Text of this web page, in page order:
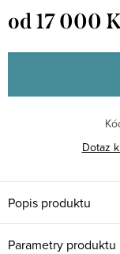
od17 000
cena:
Dotaz
Popis produktu
Parametry produktu